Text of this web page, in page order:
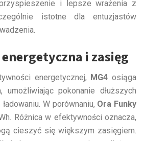
i lepsze wrażenia z
istotne dla entuzjastów
i zasięg
energetycznej, MG4 osiąga
umożliwiając pokonanie dłuższych
W porównaniu, Ora Funky
Różnica w efektywności oznacza,
cieszyć się większym zasięgiem.